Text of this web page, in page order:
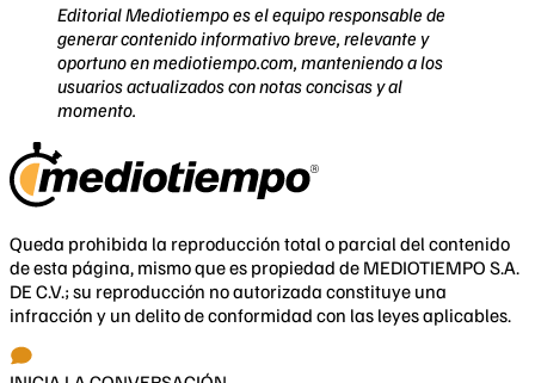
Editorial Mediotiempo es el equipo responsable de
generar contenido informativo breve, relevante y
oportuno en mediotiempo.com, manteniendo a los
usuarios actualizados con notas concisas y al
momento.
Queda prohibida la reproducción total o parcial del contenido
de esta página, mismo que es propiedad de MEDIOTIEMPO S.A.
DE C.V.; su reproducción no autorizada constituye una
infracción y un delito de conformidad con las leyes aplicables.